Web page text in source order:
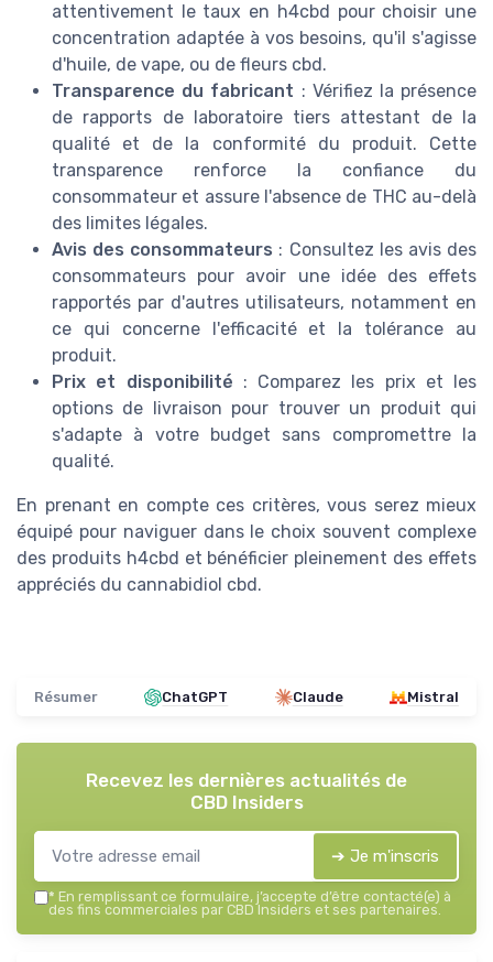
attentivement le taux en h4cbd pour choisir une
concentration adaptée à vos besoins, qu'il s'agisse
d'huile, de vape, ou de fleurs cbd.
Transparence du fabricant : Vérifiez la présence
de rapports de laboratoire tiers attestant de la
qualité et de la conformité du produit. Cette
transparence renforce la confiance du
consommateur et assure l'absence de THC au-delà
des limites légales.
Avis des consommateurs : Consultez les avis des
consommateurs pour avoir une idée des effets
rapportés par d'autres utilisateurs, notamment en
ce qui concerne l'efficacité et la tolérance au
produit.
Prix et disponibilité : Comparez les prix et les
options de livraison pour trouver un produit qui
s'adapte à votre budget sans compromettre la
qualité.
En prenant en compte ces critères, vous serez mieux
équipé pour naviguer dans le choix souvent complexe
des produits h4cbd et bénéficier pleinement des effets
appréciés du cannabidiol cbd.
Résumer ChatGPT Claude Mistral
Recevez les dernières actualités de
CBD Insiders
➔ Je m'inscris
* En remplissant ce formulaire, j’accepte d’être contacté(e) à
des fins commerciales par CBD Insiders et ses partenaires.